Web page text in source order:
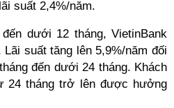
suất 2,4%/năm.
dưới 12 tháng, VietinBank
suất tăng lên 5,9%/năm đối
đến dưới 24 tháng. Khách
24 tháng trở lên được hưởng